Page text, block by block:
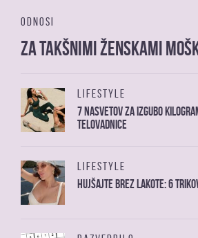
ODNOSI
Za takšnimi ženskami
LIFESTYLE
7 nasvetov za izgubo
telovadnice
LIFESTYLE
Hujšajte brez lakote: 6